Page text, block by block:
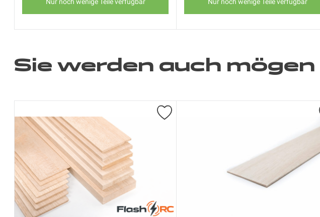
Sie werden auch mögen